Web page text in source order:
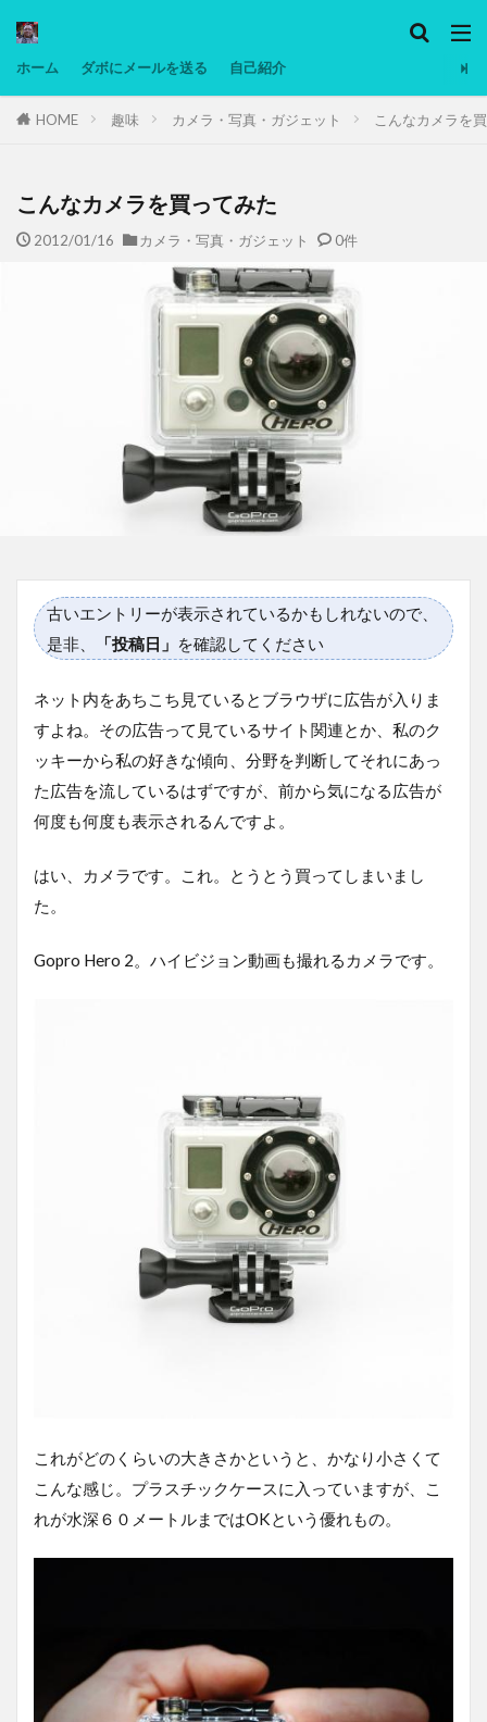
ホーム ダボにメールを送る 自己紹介
HOME 趣味 カメラ・写真・ガジェット こんなカメラを
こんなカメラを買ってみた
2012/01/16 カメラ・写真・ガジェット 0件
古いエントリーが表示されているかもしれないので、
是非、
「投稿日」 を確認してください
ネット内をあちこち見ているとブラウザに広告が入りま
すよね。その広告って見ているサイト関連とか、私のク
ッキーから私の好きな傾向、分野を判断してそれにあっ
た広告を流しているはずですが、前から気になる広告が
何度も何度も表示されるんですよ。
はい、カメラです。これ。とうとう買ってしまいまし
た。
Gopro Hero 2。ハイビジョン動画も撮れるカメラです。
これがどのくらいの大きさかというと、かなり小さくて
こんな感じ。プラスチックケースに入っていますが、こ
れが水深６０メートルまではOKという優れもの。
タグ
ヨーグルト
低温調理・スロークッカー
検索